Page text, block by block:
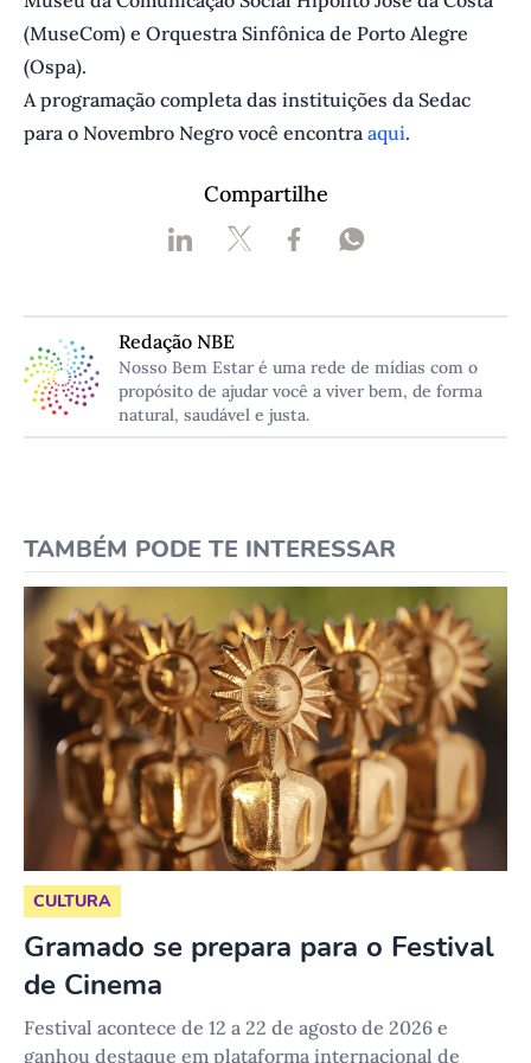
(MuseCom) e Orquestra Sinfônica de Porto Alegre
(Ospa).
A programação completa das instituições da Sedac
para o Novembro Negro você encontra aqui.
Compartilhe
Redação NBE
Nosso Bem Estar é uma rede de mídias com o
propósito de ajudar você a viver bem, de forma
natural, saudável e justa.
TAMBÉM PODE TE INTERESSAR
CULTURA
Gramado se prepara para o Festival
de Cinema
Festival acontece de 12 a 22 de agosto de 2026 e
ganhou destaque em plataforma internacional de